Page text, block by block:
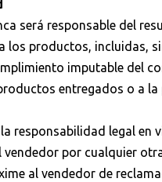
será responsable del
los productos, incluidas,
imputable del
entregados o a
la responsabilidad legal
vendedor por cualquier
al vendedor de